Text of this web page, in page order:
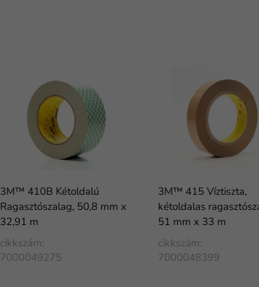
3M™ 410B Kétoldalú
Ragasztószalag, 50,8 mm x
32,91 m
cikkszám:
7000049275
3M™ 415 Víztiszta,
kétoldalas
51 mm x 33 m
cikkszám:
7000048399